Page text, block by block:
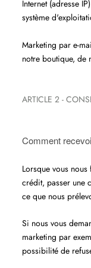
Internet (adresse
système
Marketing par e-
notre boutique, de
ARTICLE 2 -
Comment
Lorsque vous
crédit, passer une
ce que nous
Si nous vous
marketing par
possibilité de